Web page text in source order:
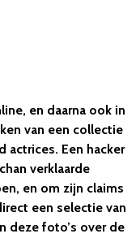
en daarna ook in
van een collectie
actrices. Een hacker
verklaarde
en om zijn claims
een selectie van
deze foto’s over de